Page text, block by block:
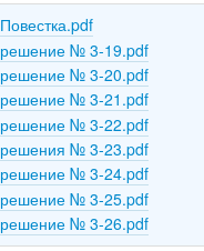
Повестка.pdf
решение № 3-19.pdf
решение № 3-20.pdf
решение № 3-21.pdf
решение № 3-22.pdf
решения № 3-23.pdf
решение № 3-24.pdf
решение № 3-25.pdf
решение № 3-26.pdf